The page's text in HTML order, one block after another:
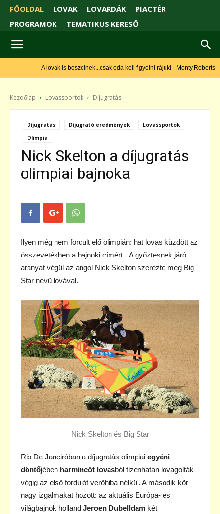
FŐOLDAL LOVAK LOVARDÁK
PIACTÉR
PROGRAMOK
TEMATIKUS KERESŐ
A lovak is beszélnek...csak oda kell figyelni rájuk! - Monty Roberts
Kezdőlap Lovassportok Díjugratás
Díjugratás Díjugrató eredmények
Lovassportok
Olimpia
Nick Skelton a díjugratás
olimpiai bajnoka
Ilyen még nem fordult elő olimpián: hat lovas küzdött az
összevetésben a bajnoki címért. A győztesnek járó
aranyat végül az angol Nick Skelton szerezte meg Big
Star nevű lovával.
Nick Skelton és Big Star
Rio De Janeiróban a díjugratás olimpiai egyéni
döntőjében harmincöt lovasból tizenhatan lovagolták
végig az első fordulót verőhiba nélkül. A második kör
nagy izgalmakat hozott: az aktuális Európa- és
világbajnok holland Jeroen Dubelldam két